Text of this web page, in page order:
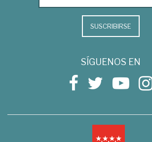
SUSCRIBIRSE
SÍGUENOS EN